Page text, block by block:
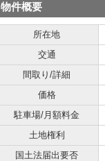
物件概要
所在地
交通
間取り/詳細
価格
駐車場/月額料金
土地権利
国土法届出要否